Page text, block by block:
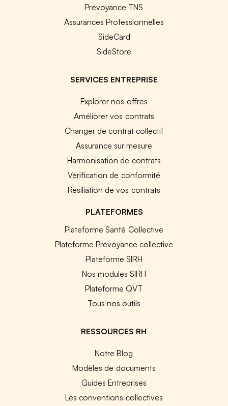
Prévoyance TNS
Assurances Professionnelles
SideCard
SideStore
SERVICES ENTREPRISE
Explorer nos offres
Améliorer vos contrats
Changer de contrat collectif
Assurance sur mesure
Harmonisation de contrats
Vérification de conformité
Résiliation de vos contrats
PLATEFORMES
Plateforme Santé Collective
Plateforme Prévoyance collective
Plateforme SIRH
Nos modules SIRH
Plateforme QVT
Tous nos outils
RESSOURCES RH
Notre Blog
Modèles de documents
Guides Entreprises
Les conventions collectives